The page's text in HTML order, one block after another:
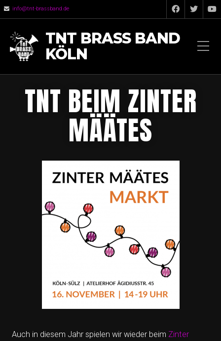
info@tnt-brassband.de
TNT BRASS BAND
KÖLN
TNT BEIM ZINTER
MÄÄTES
Auch in diesem Jahr spielen wir wieder beim Zinter